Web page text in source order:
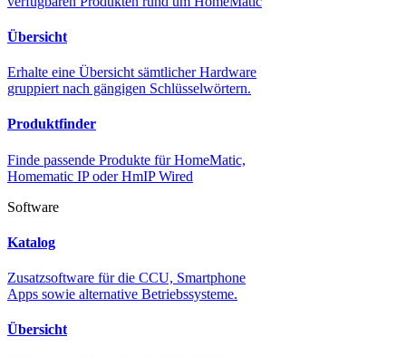
Übersicht
Erhalte eine Übersicht sämtlicher Hardware
gruppiert nach gängigen Schlüsselwörtern.
Produktfinder
Finde passende Produkte für HomeMatic,
Homematic IP oder HmIP Wired
Software
Katalog
Zusatzsoftware für die CCU, Smartphone
Apps sowie alternative Betriebssysteme.
Übersicht